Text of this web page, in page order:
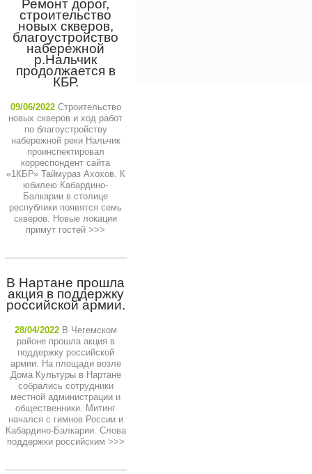
Ремонт дорог,
строительство
новых скверов,
благоустройство
набережной
р.Нальчик
продолжается в
КБР.
09/06/2022 Строительство
новых скверов и ход работ
по благоустройству
набережной реки Нальчик
проинспектировал
корреспондент сайта
«1КБР» Таймураз Ахохов. К
юбилею Кабардино-
Балкарии в столице
республики появятся семь
скверов. Новые локации
примут гостей >>>
В Нартане прошла
акция в поддержку
российской армии.
28/04/2022 В Чегемском
районе прошла акция в
поддержку российской
армии. На площади возле
Дома Культуры в Нартане
собрались сотрудники
местной администрации и
общественники. Митинг
начался с гимнов России и
Кабардино-Балкарии. Слова
поддержки российским >>>